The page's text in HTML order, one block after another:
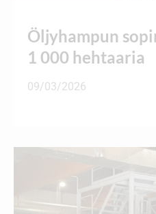
Öljyhampun
1 000 hehtaaria
09/03/2026